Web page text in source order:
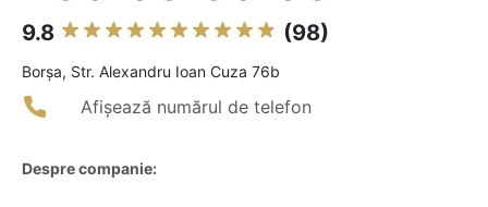
9.8 (98)
Borşa, Str. Alexandru Ioan Cuza 76b
Afișează numărul de telefon
Despre companie: